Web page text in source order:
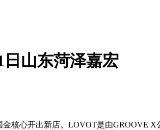
日山东菏泽嘉宏
心开出新店。LOVOT是由GROOVE X